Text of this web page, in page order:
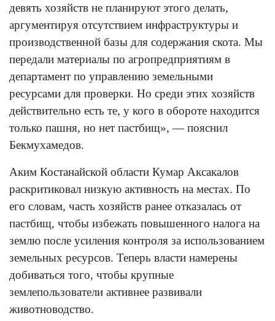
девять хозяйств не планируют этого делать,
аргументируя отсутствием инфраструктуры и
производственной базы для содержания скота. Мы
передали материалы по агропредприятиям в
департамент по управлению земельными
ресурсами для проверки. Но среди этих хозяйств
действительно есть те, у кого в обороте находится
только пашня, но нет пастбищ», — пояснил
Бекмухамедов.
Аким Костанайской области Кумар Аксакалов
раскритиковал низкую активность на местах. По
его словам, часть хозяйств ранее отказалась от
пастбищ, чтобы избежать повышенного налога на
землю после усиления контроля за использованием
земельных ресурсов. Теперь власти намерены
добиваться того, чтобы крупные
землепользователи активнее развивали
животноводство.